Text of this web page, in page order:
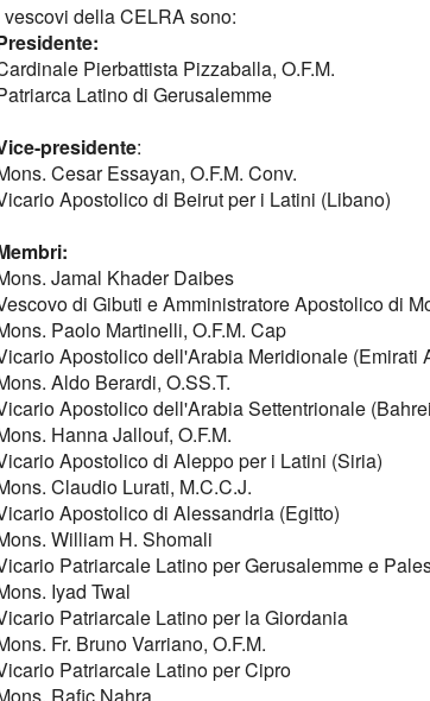
vescovi della CELRA sono:
Pierbattista Pizzaballa, O.F.M.
Latino di Gerusalemme
presidente:
Cesar Essayan, O.F.M. Conv.
Apostolico di Beirut per i Latini (Libano)
Jamal Khader Daibes
di Gibuti e Amministratore Apostolico di
Paolo Martinelli, O.F.M. Cap
Apostolico dell'Arabia Meridionale (Emirati
Aldo Berardi, O.SS.T.
Apostolico dell'Arabia Settentrionale
Hanna Jallouf, O.F.M.
Apostolico di Aleppo per i Latini (Siria)
Claudio Lurati, M.C.C.J.
Apostolico di Alessandria (Egitto)
William H. Shomali
Patriarcale Latino per Gerusalemme e
Iyad Twal
Patriarcale Latino per la Giordania
Fr. Bruno Varriano, O.F.M.
Patriarcale Latino per Cipro
Rafic Nahra